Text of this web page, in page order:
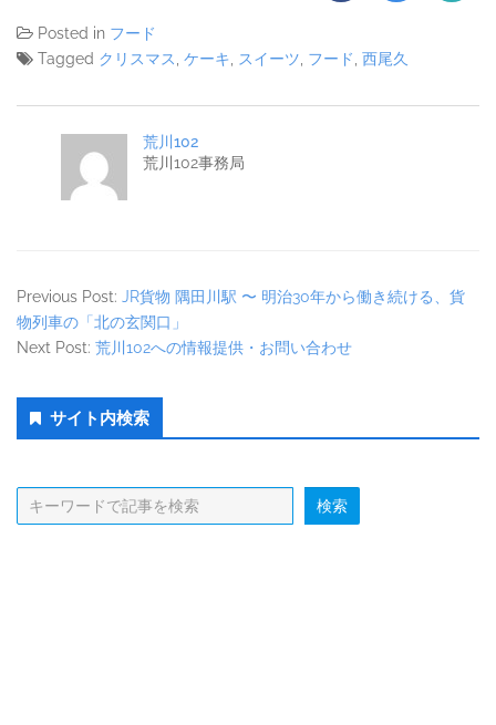
Posted in フード
Tagged クリスマス ケーキ スイーツ フード 西尾久
荒川102
荒川102事務局
Previous Post: JR貨物 隅田川駅 〜 明治30年から働き続ける、貨
物列車の「北の玄関口」
Next Post: 荒川102への情報提供・お問い合わせ
Secondary
Sidebar
サイト内検索